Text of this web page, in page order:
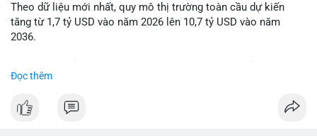
Lời khuyên: Nhà đầu tư nhỏ lẻ nên quan sát thêm 2-4 giờ sau
khi giao dịch được xác nhận, tránh hành động theo cảm xúc.
ưu tiên quản trị rủi ro trong giai đoạn biến động mạnh.
#btcmempool65k
Theo dữ liệu mới nhất, quy mô thị trường toàn cầu dự kiến
tăng từ 1,7 tỷ USD vào năm 2026 lên 10,7 tỷ USD vào năm
2036.
hàng năm (CAGR) ấn tượng lên tới 20,2%.
Điều gì đang thúc đẩy sự tăng trưởng vượt bậc này? Hãy cùng
Đọc thêm